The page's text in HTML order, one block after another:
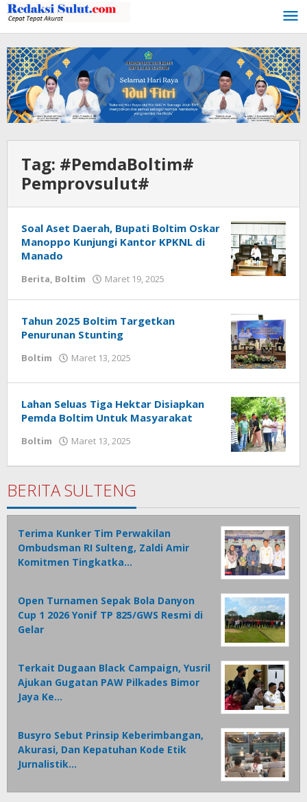
Lewati
ke
konten
Tag: #PemdaBoltim#
Pemprovsulut#
Soal Aset Daerah, Bupati Boltim Oskar
Manoppo Kunjungi Kantor KPKNL di
Manado
Berita, Boltim Maret 19, 2025
Tahun 2025 Boltim Targetkan
Penurunan Stunting
Boltim Maret 13, 2025
Mamonto
Lahan Seluas Tiga Hektar Disiapkan
Pemda Boltim Untuk Masyarakat
Boltim Maret 13, 2025
Mamonto
BERITA SULTENG
Terima Kunker Tim Perwakilan
Ombudsman RI Sulteng, Zaldi Amir
Komitmen Tingkatka…
Open Turnamen Sepak Bola Danyon
Cup 1 2026 Yonif TP 825/GWS Resmi di
Gelar
Terkait Dugaan Black Campaign, Yusril
Ajukan Gugatan PAW Pilkades Bimor
Jaya Ke…
Busyro Sebut Prinsip Keberimbangan,
Akurasi, Dan Kepatuhan Kode Etik
Jurnalistik…